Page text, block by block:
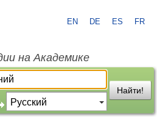
EN DE ES FR
на Академике
Найти!